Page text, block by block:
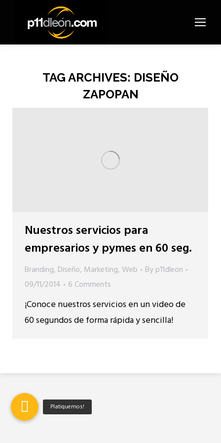
TAG ARCHIVES: DISEÑO
ZAPOPAN
Nuestros servicios para
empresarios y pymes en 60 seg.
Branding, Diseño, Marketing, Web Byp11dleon
09/11/2014
6 Comments
¡Conoce nuestros servicios en un video de
60 segundos de forma rápida y sencilla!